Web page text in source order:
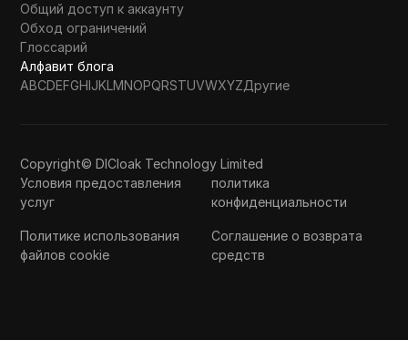
Общий доступ к аккаунту
Обход ограничений
Глоссарий
Алфавит блога
ABCDEFGHIJKLMNOPQRSTUVWXYZДругие
Copyright© DICloak Technology Limited
Условия предоставления
услуг
политика
конфиденциальности
Политике использования
файлов cookie
Соглашение о возврата
средств